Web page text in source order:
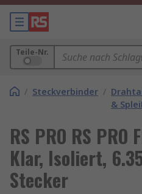
Teile-Nr.
/ Steckverbinder /
&
RS PRO RS
Klar, Isoliert,
Stecker